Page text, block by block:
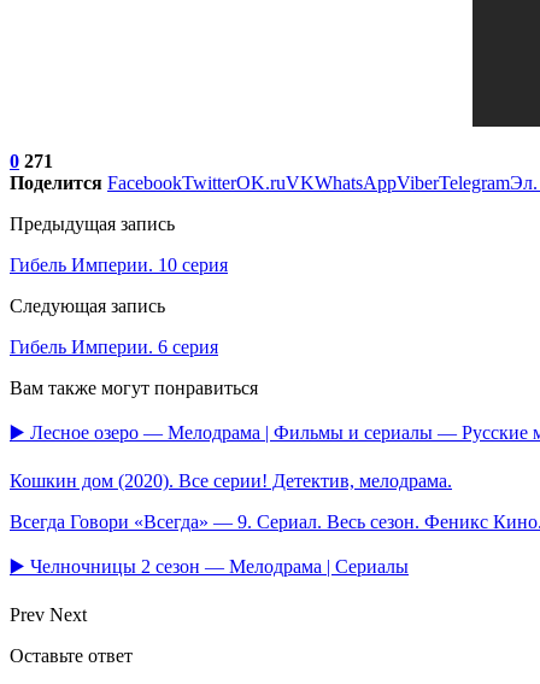
0 271
Поделится FacebookTwitterOK.ruVKWhatsAppViberTelegramЭл.
Предыдущая запись
Гибель Империи. 10 серия
Следующая запись
Гибель Империи. 6 серия
Вам также могут понравиться
▶️ Лесное озеро — Мелодрама | Фильмы и сериалы — Русские
Кошкин дом (2020). Все серии! Детектив, мелодрама.
Всегда Говори «Всегда» — 9. Сериал. Весь сезон. Феникс
▶️ Челночницы 2 сезон — Мелодрама | Сериалы
Prev Next
Оставьте ответ